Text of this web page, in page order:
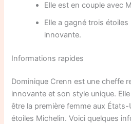
Elle est en couple avec
Elle a gagné trois
innovante.
Informations rapides
Dominique Crenn est une cheffe
innovante et son style unique.
être la première femme aux
étoiles Michelin. Voici quelques